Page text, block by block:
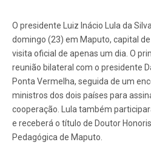
O presidente Luiz Inácio Lula da
domingo (23) em Maputo, capital
visita oficial de apenas um dia. O
reunião bilateral com o presidente
Ponta Vermelha, seguida de um
ministros dos dois países para
cooperação. Lula também
e receberá o título de Doutor
Pedagógica de Maputo.